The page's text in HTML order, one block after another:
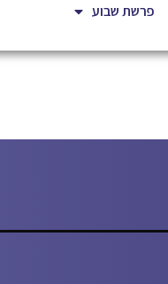
פרשת שבוע